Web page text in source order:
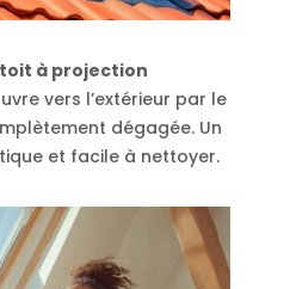
à projection
vers l’extérieur par le
dégagée. Un
et facile à nettoyer.